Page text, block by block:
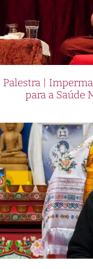
Palestra |
para a Saúde